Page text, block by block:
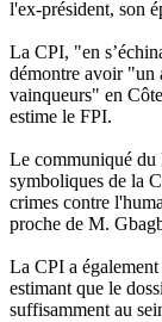
l'ex-président, son
La CPI, "en
démontre avoir "un
vainqueurs" en
estime le FPI.
Le communiqué du
symboliques de la
crimes contre
proche de M.
La CPI a
estimant que le
suffisamment au